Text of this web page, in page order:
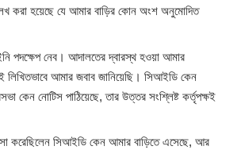
করা হয়েছে যে আমার বাড়ির কোন অংশ অনুমোদিত
পদক্ষেপ নেব। আদালতের দ্বারস্থ হওয়া আমার
আমার জবাব জানিয়েছি। সিআইডি কেন
কেন নোটিস পাঠিয়েছে, তার উত্তর সংশ্লিষ্ট কর্তৃপক্ষই
করেছিলেন সিআইডি কেন আমার বাড়িতে এসেছে, আর